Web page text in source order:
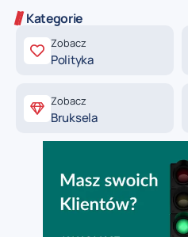
Kategorie
Zobacz
Polityka
Zobacz
Bruksela